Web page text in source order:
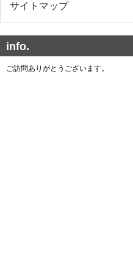
サイトマップ
info.